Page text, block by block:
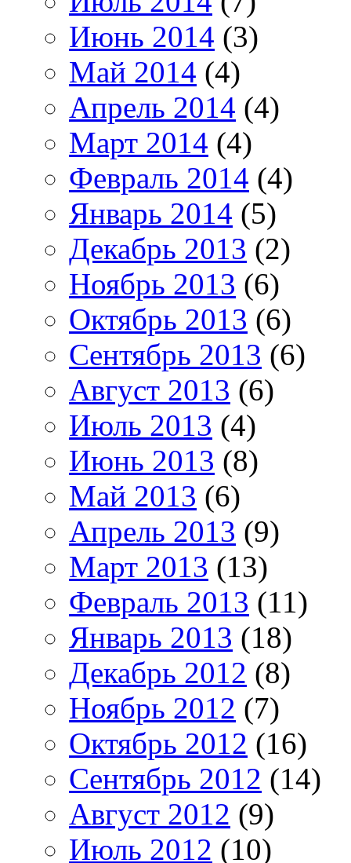
Июнь 2014 (3)
Май 2014 (4)
Апрель 2014 (4)
Март 2014 (4)
Февраль 2014 (4)
Январь 2014 (5)
Декабрь 2013 (2)
Ноябрь 2013 (6)
Октябрь 2013 (6)
Сентябрь 2013 (6)
Август 2013 (6)
Июль 2013 (4)
Июнь 2013 (8)
Май 2013 (6)
Апрель 2013 (9)
Март 2013 (13)
Февраль 2013 (11)
Январь 2013 (18)
Декабрь 2012 (8)
Ноябрь 2012 (7)
Октябрь 2012 (16)
Сентябрь 2012 (14)
Август 2012 (9)
Июль 2012 (10)